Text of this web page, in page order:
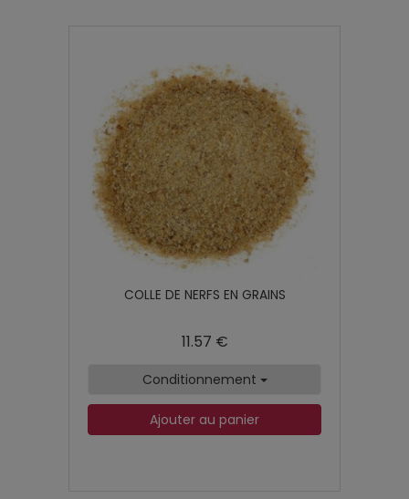
COLLE DE NERFS EN GRAINS
11.57 €
Conditionnement
Ajouter au panier